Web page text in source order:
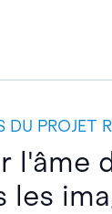
DU PROJET
l'âme
les